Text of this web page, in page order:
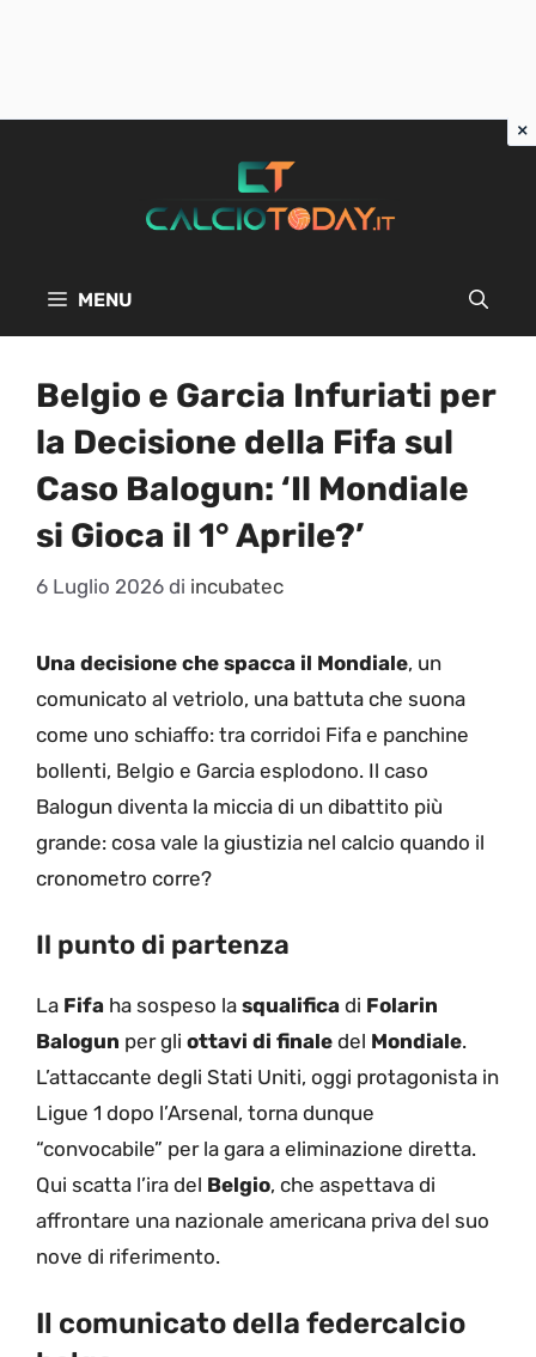
MENU
Belgio e Garcia Infuriati per
la Decisione della Fifa sul
Caso Balogun: ‘Il Mondiale
si Gioca il 1° Aprile?’
6 Luglio 2026 di incubatec
Una decisione che spacca il Mondiale, un
comunicato al vetriolo, una battuta che suona
come uno schiaffo: tra corridoi Fifa e panchine
bollenti, Belgio e Garcia esplodono. Il caso
Balogun diventa la miccia di un dibattito più
grande: cosa vale la giustizia nel calcio quando il
cronometro corre?
Il punto di partenza
La Fifa ha sospeso la squalifica di Folarin
Balogun per gli ottavi di finale del Mondiale.
L’attaccante degli Stati Uniti, oggi protagonista in
Ligue 1 dopo l’Arsenal, torna dunque
“convocabile” per la gara a eliminazione diretta.
Qui scatta l’ira del Belgio, che aspettava di
affrontare una nazionale americana priva del suo
nove di riferimento.
Il comunicato della federcalcio